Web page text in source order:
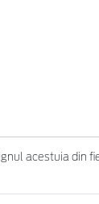
acestuia din